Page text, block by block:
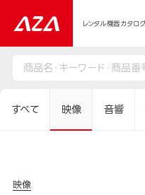
レンタル機器カタロ
すべて 映像 音響
映像